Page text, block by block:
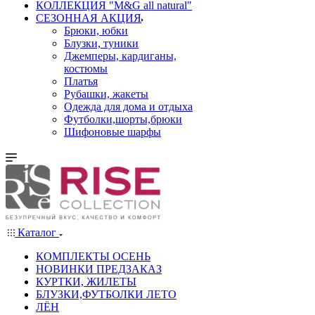
КОЛЛЕКЦИЯ "M&G all natural"
СЕЗОННАЯ АКЦИЯ
Брюки, юбки
Блузки, туники
Джемперы, кардиганы,
костюмы
Платья
Рубашки, жакеты
Одежда для дома и отдыха
Футболки,шорты,брюки
Шифоновые шарфы
Каталог
КОМПЛЕКТЫ ОСЕНЬ
НОВИНКИ ПРЕДЗАКАЗ
КУРТКИ, ЖИЛЕТЫ
БЛУЗКИ,ФУТБОЛКИ ЛЕТО
ЛЁН